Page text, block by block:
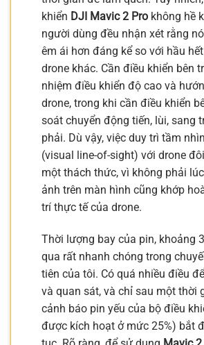
khiển DJI Mavic 2 Pro không hề
người dùng đều nhận xét rằng
êm ái hơn đáng kể so với hầu
drone khác. Cần điều khiển bên
nhiệm điều khiển độ cao và
drone, trong khi cần điều khiển
soát chuyển động tiến, lùi, sang
phải. Dù vậy, việc duy trì tầm
(visual line-of-sight) với drone
một thách thức, vì không phải
ảnh trên màn hình cũng khớp
trí thực tế của drone.
Thời lượng bay của pin, khoảng
qua rất nhanh chóng trong
tiên của tôi. Có quá nhiều điều
và quan sát, và chỉ sau một thời
cảnh báo pin yếu của bộ điều
được kích hoạt ở mức 25%) bắt